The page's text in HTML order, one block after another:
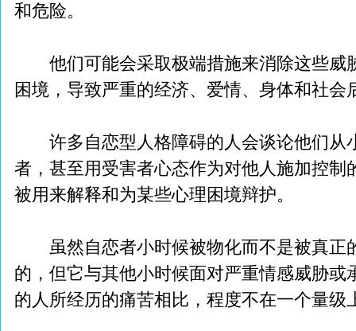
和危险。
他们可能会采取极端措施来消除这些威
困境，导致严重的经济、爱情、身体和社会
许多自恋型人格障碍的人会谈论他们从
者，甚至用受害者心态作为对他人施加控制
被用来解释和为某些心理困境辩护。
虽然自恋者小时候被物化而不是被真正
的，但它与其他小时候面对严重情感威胁或
的人所经历的痛苦相比，程度不在一个量级